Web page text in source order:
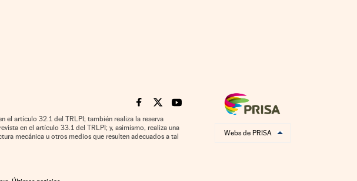
Cinco Días en Facebook
Cinco Días en Twitter
Cinco Días en Youtube
el artículo 32.1 del TRLPI; también realiza la reserva
en el artículo 33.1 del TRLPI; y, asimismo, realiza una
mecánica u otros medios que resulten adecuados a tal
Webs de PRISA